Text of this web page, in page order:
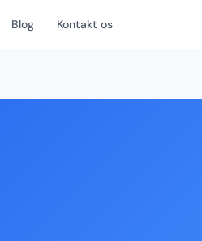
Blog Kontakt os